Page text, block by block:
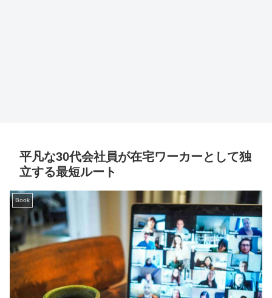
平凡な30代会社員が在宅ワーカーとして独
立する最短ルート
Book